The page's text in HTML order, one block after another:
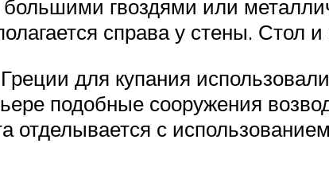
гвоздями или
справа у стены. Стол
для купания
подобные сооружения
отделывается с